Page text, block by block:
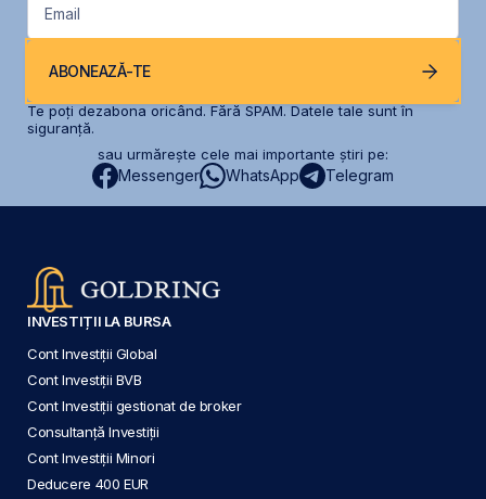
Email
ABONEAZĂ-TE
Te poți dezabona oricând. Fără SPAM. Datele tale sunt în
siguranță.
sau urmărește cele mai importante știri pe:
Messenger WhatsApp Telegram
INVESTIȚII LA BURSA
Cont Investiții Global
Cont Investiții BVB
Cont Investiții gestionat de broker
Consultanță Investiții
Cont Investiții Minori
Deducere 400 EUR